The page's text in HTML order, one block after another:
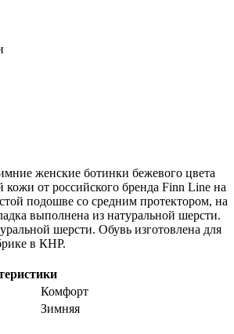
женские ботинки бежевого цвета
кожи от российского бренда Finn Line на
подошве со средним протектором, на
выполнена из натуральной шерсти.
шерсти. Обувь изготовлена для
в КНР.
Комфорт
Зимняя